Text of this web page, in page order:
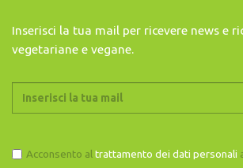
Inserisci la tua mail per ricevere news e
vegetariane e vegane.
Acconsento altrattamento dei dati personali